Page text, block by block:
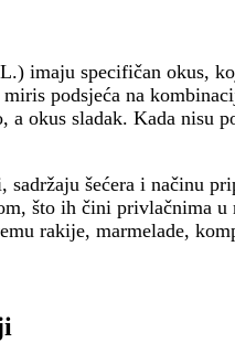
L.) imaju specifičan okus,
podsjeća na
a okus sladak. Kada nisu
šećera i načinu
što ih čini privlačnima
rakije, marmelade,